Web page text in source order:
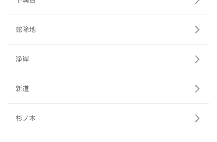
蛇除地
浄岸
新道
杉ノ木